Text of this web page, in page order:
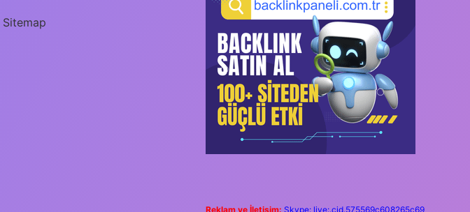
Sitemap
Reklam ve İletişim: Skype: live:.cid.575569c608265c69